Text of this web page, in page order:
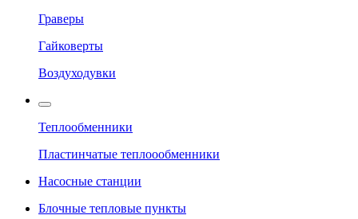
Граверы
Гайковерты
Воздуходувки
Теплообменники
Пластинчатые теплоообменники
Насосные станции
Блочные тепловые пункты